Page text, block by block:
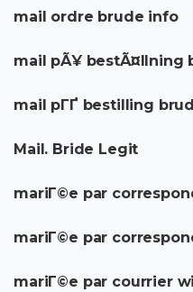
mail ordre brude info
mail pÃ¥ bestÃ¤llning
mail pГҐ bestilling brud
Mail. Bride Legit
mariГ©e par
mariГ©e par
mariГ©e par courrier